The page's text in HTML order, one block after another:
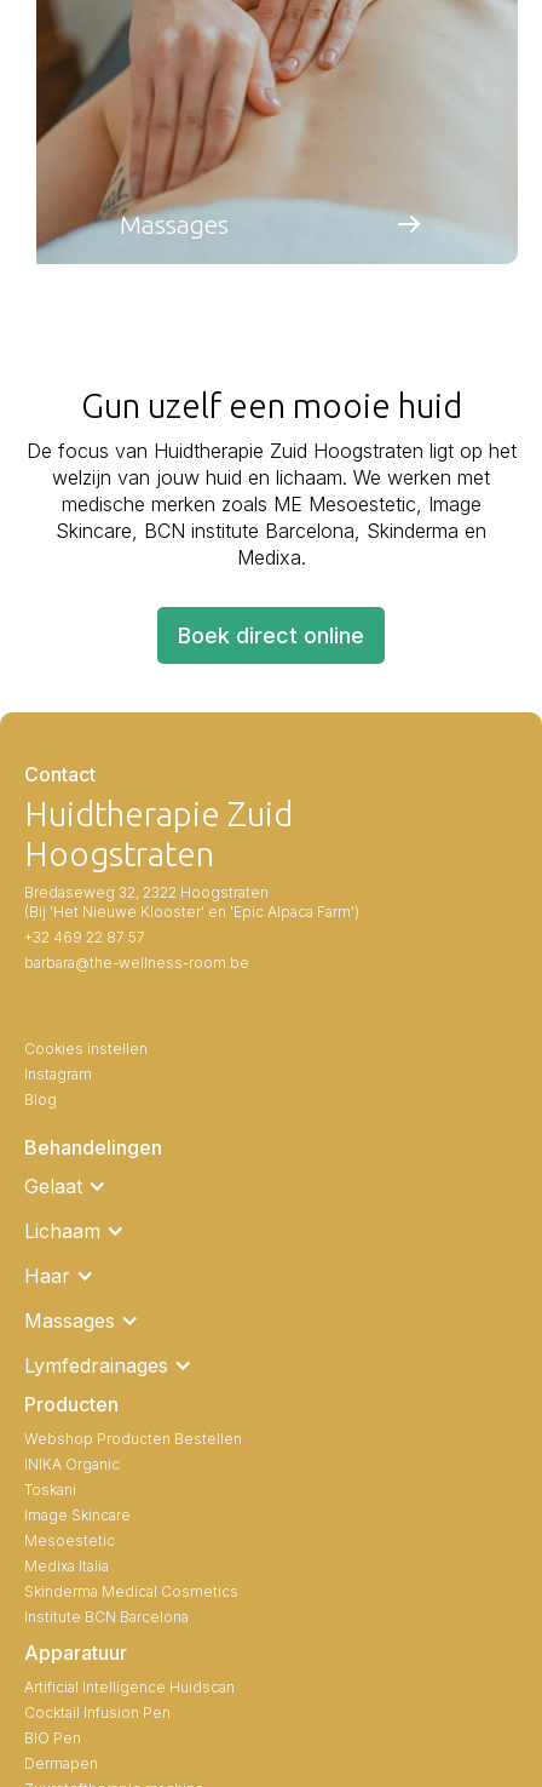
Massages
Gun uzelf een mooie huid
De focus van Huidtherapie Zuid Hoogstraten ligt op het
welzijn van jouw huid en lichaam. We werken met
medische merken zoals ME Mesoestetic, Image
Skincare, BCN institute Barcelona, Skinderma en
Medixa.
Boek direct online
Contact
Huidtherapie Zuid
Hoogstraten
Bredaseweg 32, 2322 Hoogstraten
(Bij 'Het Nieuwe Klooster' en 'Epic Alpaca Farm')
+32 469 22 87 57
barbara@the-wellness-room.be
Cookies instellen
Instagram
Blog
Behandelingen
Gelaat
Lichaam
Haar
Massages
Lymfedrainages
Producten
Webshop Producten Bestellen
INIKA Organic
Toskani
Image Skincare
Mesoestetic
Medixa Italia
Skinderma Medical Cosmetics
Institute BCN Barcelona
Apparatuur
Artificial Intelligence Huidscan
Cocktail Infusion Pen
BIO Pen
Dermapen